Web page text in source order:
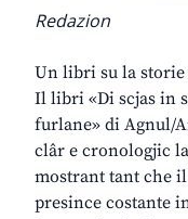
Redazion
Un libri su la
Il libri «Di scjas in
furlane» di Agnul/
clâr e cronologjic
mostrant tant che
presince costante